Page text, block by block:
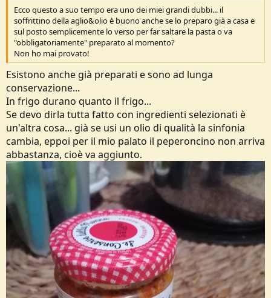
Ecco questo a suo tempo era uno dei miei grandi dubbi... il
soffrittino della aglio&olio è buono anche se lo preparo già a casa e
sul posto semplicemente lo verso per far saltare la pasta o va
"obbligatoriamente" preparato al momento?
Non ho mai provato!
Esistono anche già preparati e sono ad lunga
conservazione...
In frigo durano quanto il frigo...
Se devo dirla tutta fatto con ingredienti selezionati è
un'altra cosa... già se usi un olio di qualità la sinfonia
cambia, eppoi per il mio palato il peperoncino non arriva
abbastanza, cioè va aggiunto.